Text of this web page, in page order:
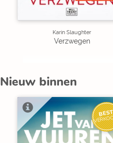
Karin Slaughter
Verzwegen
Nieuw binnen